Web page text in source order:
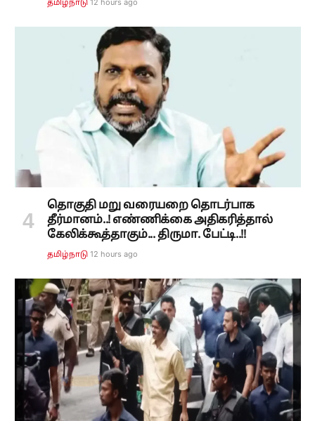
தமிழ்நாடு
தொகுதி மறு வரையறை தொடர்பாக
தீர்மானம்..! எண்ணிக்கை அதிகரித்தால்
கேலிக்கூத்தாகும்... திருமா. பேட்டி..!!
தமிழ்நாடு 12 hours ago